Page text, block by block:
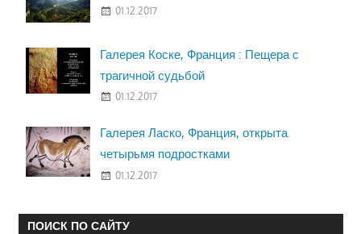
01.12.2017
Галерея Коске, Франция : Пещера с
трагичной судьбой
01.12.2017
Галерея Ласко, Франция, открыта
четырьмя подростками
01.12.2017
ПОИСК ПО САЙТУ